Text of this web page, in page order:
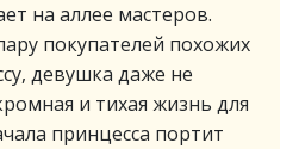
на аллее мастеров.
покупателей похожих
девушка даже не
и тихая жизнь для
принцесса портит